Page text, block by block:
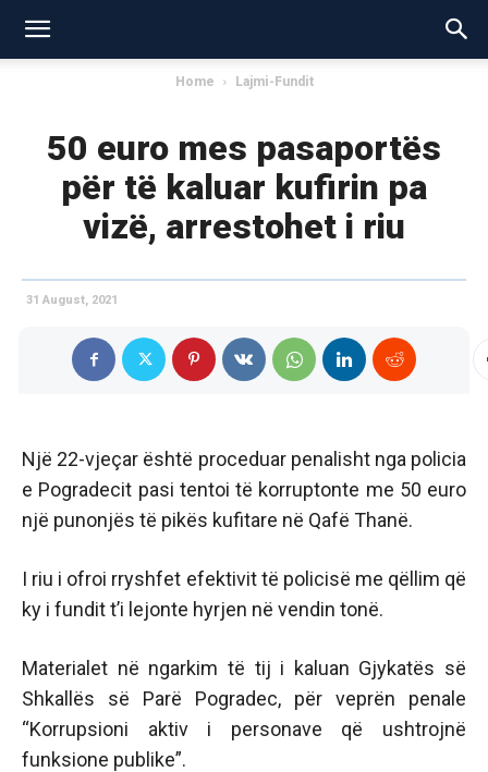
Home Lajmi-Fundit
50 euro mes pasaportës
për të kaluar kufirin pa
vizë, arrestohet i riu
31 August, 2021
Një 22-vjeçar është proceduar penalisht nga policia
e Pogradecit pasi tentoi të korruptonte me 50 euro
një punonjës të pikës kufitare në Qafë Thanë.
I riu i ofroi rryshfet efektivit të policisë me qëllim që
ky i fundit t’i lejonte hyrjen në vendin tonë.
Materialet në ngarkim të tij i kaluan Gjykatës së
Shkallës së Parë Pogradec, për veprën penale
“Korrupsioni aktiv i personave që ushtrojnë
funksione publike”.